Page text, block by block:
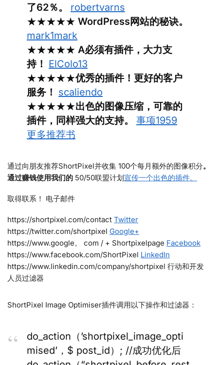
了62％。 robertvarns
★★★★★ WordPress网站的秘诀。
mark1mark
★★★★★ A必须有插件，大力支
持！ ElColo13
★★★★★优秀的插件！更好的客户
服务！ scaliendo
★★★★★出色的图像压缩，可靠的
插件，同样强大的支持。 事项1959
更多推荐书
通过向朋友推荐ShortPixel并收集 100个每月额外的图像积分。
通过赚钱使用我们的 50/50联盟计划宣传一个出色的插件。
取得联系！ 电子邮件
https://shortpixel.com/contact Twitter
https://twitter.com/shortpixel Google+
https://www.google。 com / + Shortpixelpage Facebook
https://www.facebook.com/ShortPixel LinkedIn
https://www.linkedin.com/company/shortpixel 行动和开发
人员过滤器
ShortPixel Image Optimiser插件调用以下操作和过滤器：
do_action（’shortpixel_image_opti
mised’，$ post_id）; //成功优化后